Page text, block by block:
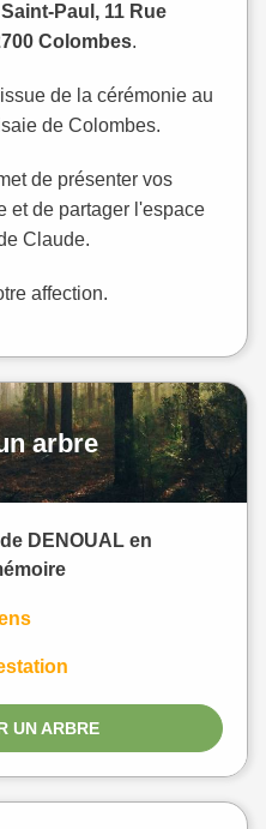
Paul, 11 Rue
Colombes.
de la cérémonie au
de Colombes.
de présenter vos
et de partager l'espace
Claude.
affection.
arbre
DENOUAL en
UN ARBRE